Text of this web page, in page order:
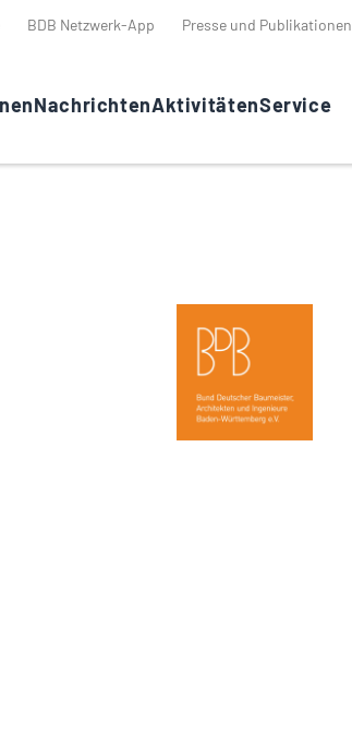
BDB Netzwerk-App Presse und Publikationen
NachrichtenAktivitätenService